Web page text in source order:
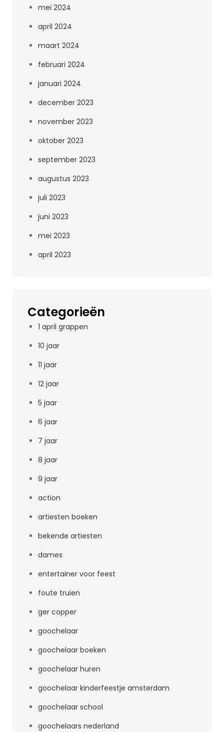
mei 2024
april 2024
maart 2024
februari 2024
januari 2024
december 2023
november 2023
oktober 2023
september 2023
augustus 2023
juli 2023
juni 2023
mei 2023
april 2023
Categorieën
1 april grappen
10 jaar
11 jaar
12 jaar
5 jaar
6 jaar
7 jaar
8 jaar
9 jaar
action
artiesten boeken
bekende artiesten
dames
entertainer voor feest
foute truien
ger copper
goochelaar
goochelaar boeken
goochelaar huren
goochelaar kinderfeestje amsterdam
goochelaar school
goochelaars nederland